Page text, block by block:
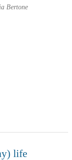
Bertone
life